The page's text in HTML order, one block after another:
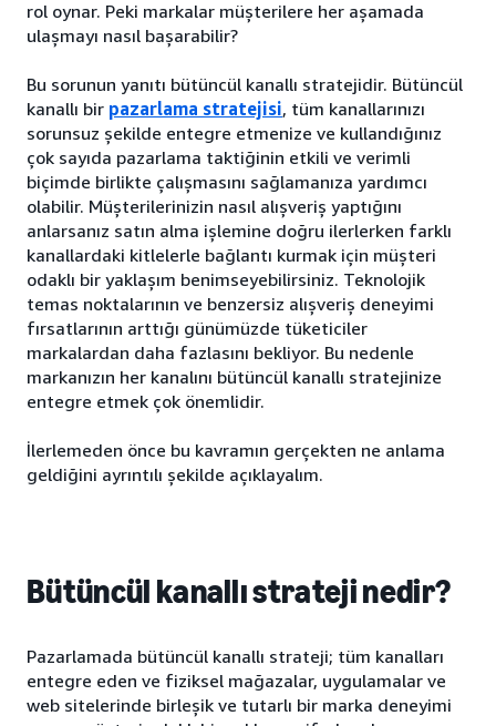
rol oynar. Peki markalar müşterilere her aşamada
ulaşmayı nasıl başarabilir?
Bu sorunun yanıtı bütüncül kanallı stratejidir. Bütüncül
kanallı bir pazarlama stratejisi, tüm kanallarınızı
sorunsuz şekilde entegre etmenize ve kullandığınız
çok sayıda pazarlama taktiğinin etkili ve verimli
biçimde birlikte çalışmasını sağlamanıza yardımcı
olabilir. Müşterilerinizin nasıl alışveriş yaptığını
anlarsanız satın alma işlemine doğru ilerlerken farklı
kanallardaki kitlelerle bağlantı kurmak için müşteri
odaklı bir yaklaşım benimseyebilirsiniz. Teknolojik
temas noktalarının ve benzersiz alışveriş deneyimi
fırsatlarının arttığı günümüzde tüketiciler
markalardan daha fazlasını bekliyor. Bu nedenle
markanızın her kanalını bütüncül kanallı stratejinize
entegre etmek çok önemlidir.
İlerlemeden önce bu kavramın gerçekten ne anlama
geldiğini ayrıntılı şekilde açıklayalım.
Bütüncül kanallı strateji nedir?
Pazarlamada bütüncül kanallı strateji; tüm kanalları
entegre eden ve fiziksel mağazalar, uygulamalar ve
web sitelerinde birleşik ve tutarlı bir marka deneyimi